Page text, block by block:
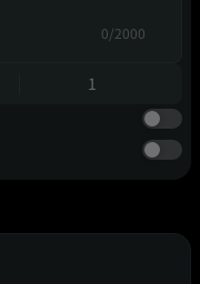
0/2000
1